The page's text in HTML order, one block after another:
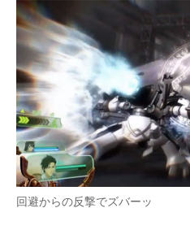
回避からの反撃でズバーッ